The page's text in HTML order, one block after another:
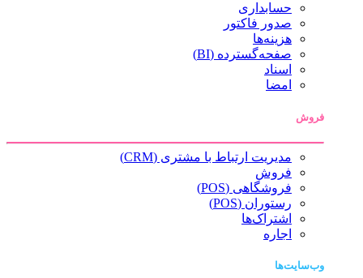
حسابداری
صدور فاکتور
هزینه‌ها
صفحه‌گسترده (BI)
اسناد
امضا
فروش
مدیریت ارتباط با مشتری (CRM)
فروش
فروشگاهی (POS)
رستوران (POS)
اشتراک‌ها
اجاره
وب‌سایت‌ها